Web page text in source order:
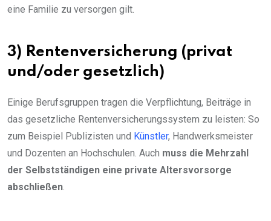
eine Familie zu versorgen gilt.
3) Rentenversicherung (privat
und/oder gesetzlich)
Einige Berufsgruppen tragen die Verpflichtung, Beiträge in
das gesetzliche Rentenversicherungssystem zu leisten: So
zum Beispiel Publizisten und Künstler, Handwerksmeister
und Dozenten an Hochschulen. Auch muss die Mehrzahl
der Selbstständigen eine private Altersvorsorge
abschließen.